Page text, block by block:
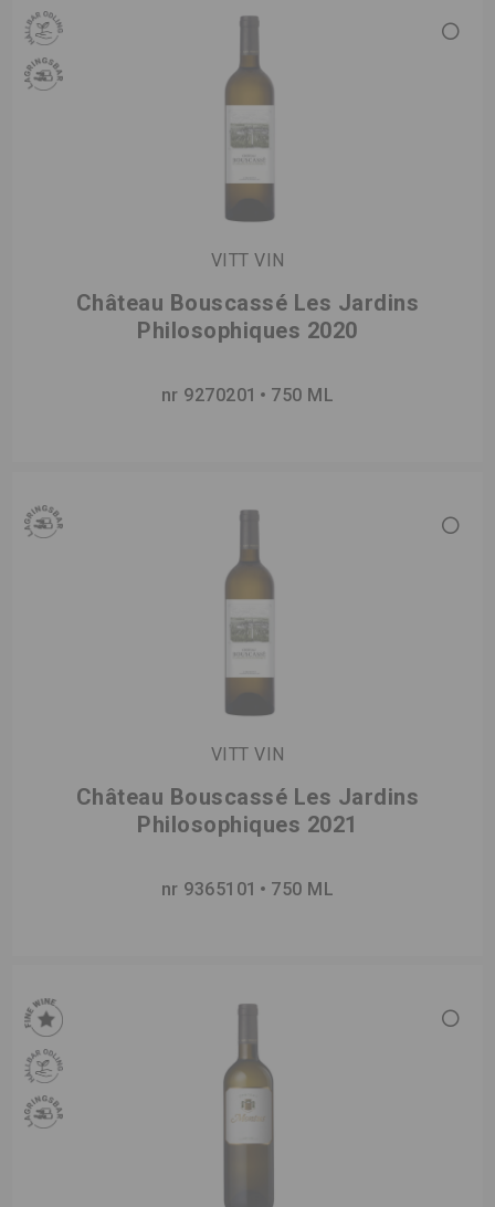
VITT VIN
Château Bouscassé Les Jardins
Philosophiques 2020
nr 9270201 750 ML
VITT VIN
Château Bouscassé Les Jardins
Philosophiques 2021
nr 9365101 750 ML